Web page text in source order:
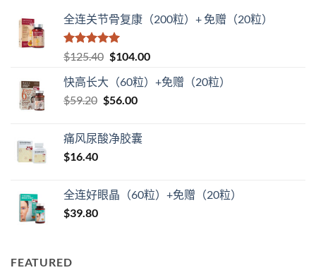
全连关节骨复康（200粒）+ 免赠（20粒）
评分 5（满
分 5 分
$125.40 原
为：
$125.40。
$104.00当
价
快高长大（60粒）+免赠（20粒）
$59.20 原
$59.20。
$56.00当
格
痛风尿酸净胶囊
$16.40
全连好眼晶（60粒）+免赠（20粒）
$39.80
FEATURED